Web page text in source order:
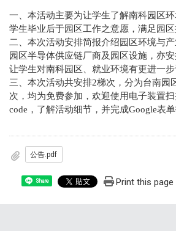
一、本活动主要为让学生了解南科园区
学生毕业后于园区工作之意愿，满足园区
二、本次活动安排简报介绍园区环境与
园区半导体供应链厂商及园区设施，亦
让学生对南科园区、就业环境有更进一步
三、本次活动共安排2梯次，分为台南园
次，均为免费参加，欢迎使用电子装置
code，了解活动细节，并完成Google表单
公告.pdf
Share Print this page